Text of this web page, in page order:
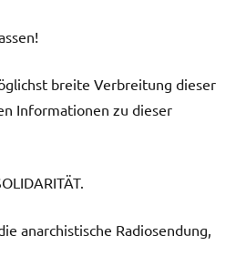
breite Verbreitung dieser
Informationen zu dieser
anarchistische Radiosendung,